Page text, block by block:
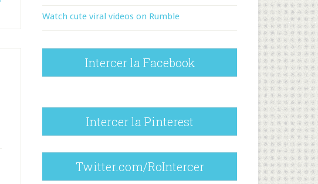
Watch cute viral videos on Rumble
Intercer la Facebook
Intercer la Pinterest
Twitter.com/RoIntercer